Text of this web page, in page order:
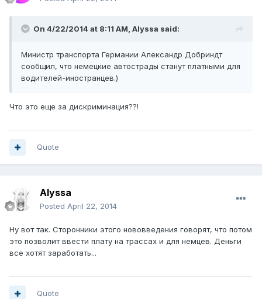
On 4/22/2014 at 8:11 AM, Alyssa said:
Министр транспорта Германии Александр Добриндт
сообщил, что немецкие автострады станут платными для
водителей-иностранцев.)
Что это еще за дискриминация??!
Quote
Alyssa
Posted April 22, 2014
Ну вот так. Сторонники этого нововведения говорят, что потом
это позволит ввести плату на трассах и для немцев. Деньги
все хотят заработать...
Quote